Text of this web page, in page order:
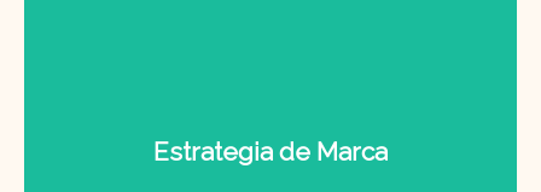
Estrategia de Marca